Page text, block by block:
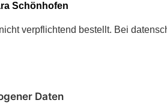
Schönhofen
verpflichtend bestellt. Bei
Daten